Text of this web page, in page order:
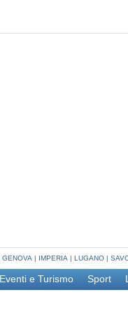
GENOVA | IMPERIA | LUGANO |
Eventi e Turismo Sport